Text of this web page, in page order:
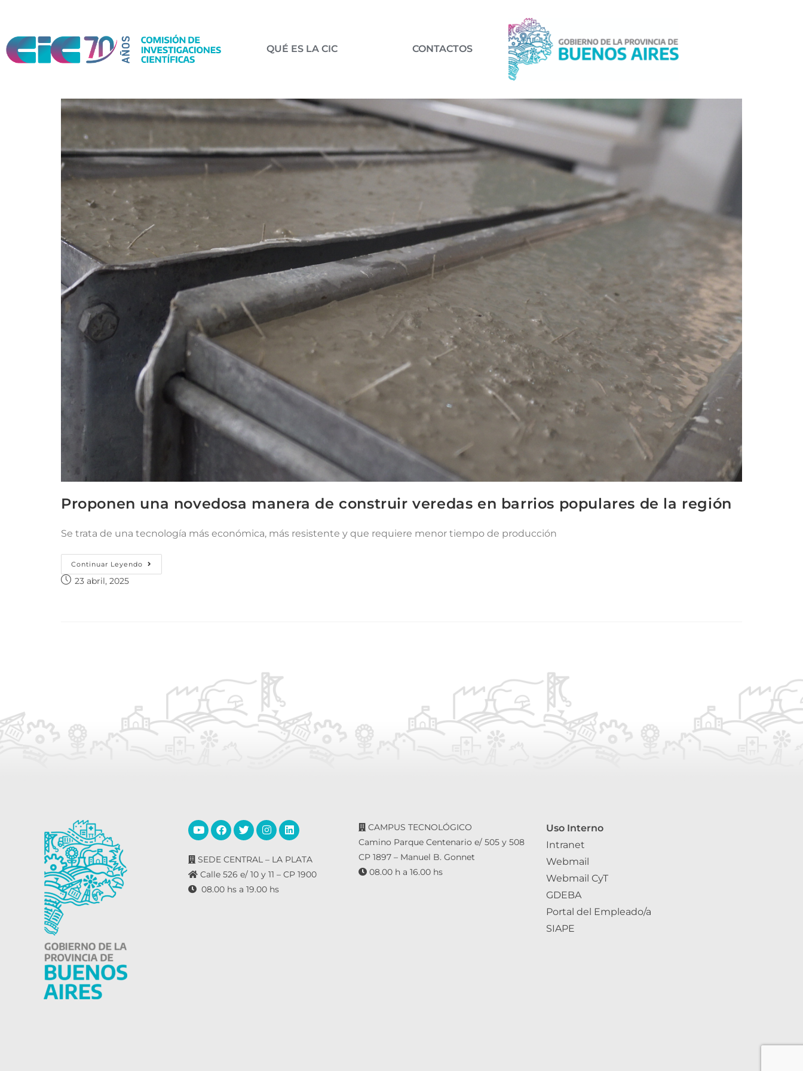
QUÉ ES LA CIC CONTACTOS
Proponen una novedosa manera de construir veredas en barrios populares de la región
Se trata de una tecnología más económica, más resistente y que requiere menor tiempo de producción
Continuar Leyendo
23 abril, 2025
SEDE CENTRAL – LA PLATA
Calle 526 e/ 10 y 11 – CP 1900
08.00 hs a 19.00 hs
CAMPUS TECNOLÓGICO
Camino Parque Centenario e/ 505 y 508
CP 1897 – Manuel B. Gonnet
08.00 h a 16.00 hs
Uso Interno
Intranet
Webmail
Webmail CyT
GDEBA
Portal del Empleado/a
SIAPE